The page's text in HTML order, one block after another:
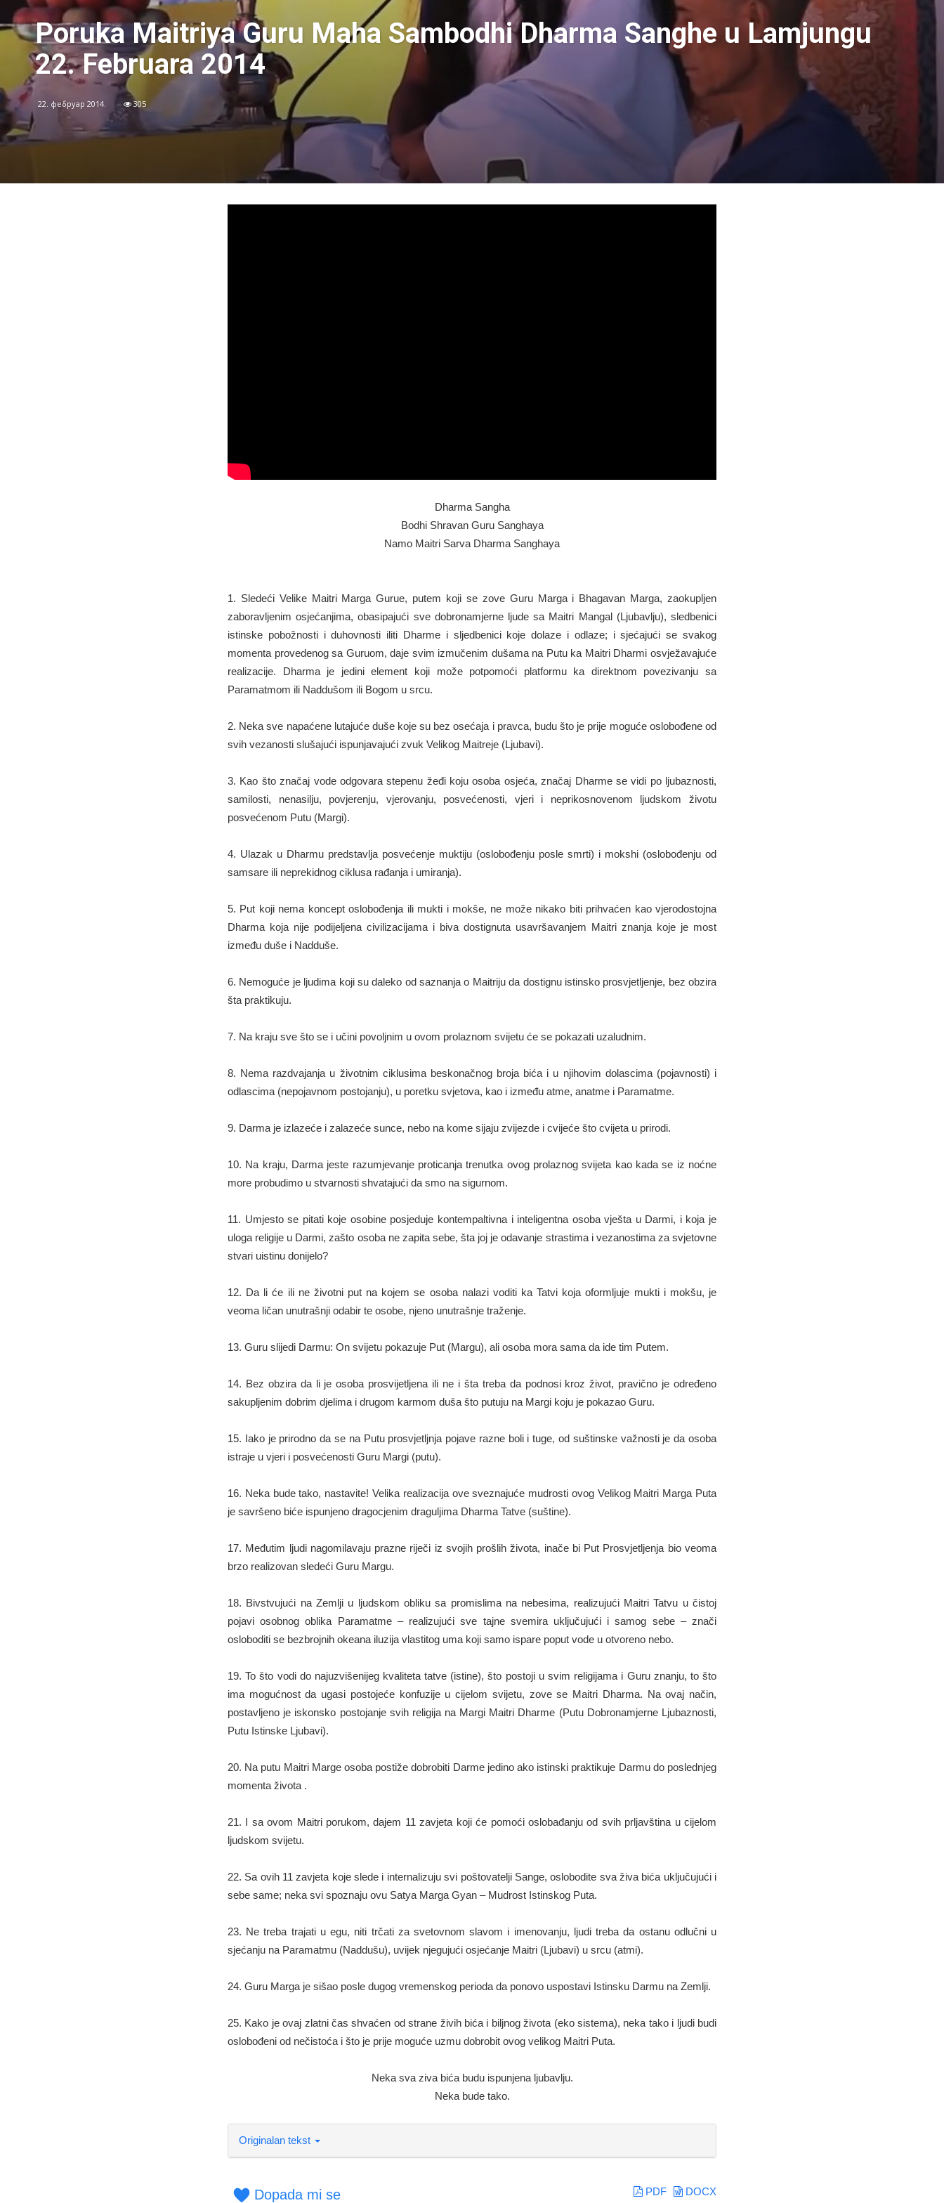
Poruka Maitriya Guru Maha Sambodhi Dharma Sanghe u Lamjungu
22. Februara 2014
22. фебруар 2014. 305
Dharma Sangha
Bodhi Shravan Guru Sanghaya
Namo Maitri Sarva Dharma Sanghaya
1. Sledeći Velike Maitri Marga Gurue, putem koji se zove Guru Marga i Bhagavan Marga, zaokupljen
zaboravljenim osjećanjima, obasipajući sve dobronamjerne ljude sa Maitri Mangal (Ljubavlju), sledbenici
istinske pobožnosti i duhovnosti iliti Dharme i sljedbenici koje dolaze i odlaze; i sjećajući se svakog
momenta provedenog sa Guruom, daje svim izmučenim dušama na Putu ka Maitri Dharmi osvježavajuće
realizacije. Dharma je jedini element koji može potpomoći platformu ka direktnom povezivanju sa
Paramatmom ili Naddušom ili Bogom u srcu.
2. Neka sve napaćene lutajuće duše koje su bez osećaja i pravca, budu što je prije moguće oslobođene od
svih vezanosti slušajući ispunjavajući zvuk Velikog Maitreje (Ljubavi).
3. Kao što značaj vode odgovara stepenu žeđi koju osoba osjeća, značaj Dharme se vidi po ljubaznosti,
samilosti, nenasilju, povjerenju, vjerovanju, posvećenosti, vjeri i neprikosnovenom ljudskom životu
posvećenom Putu (Margi).
4. Ulazak u Dharmu predstavlja posvećenje muktiju (oslobođenju posle smrti) i mokshi (oslobođenju od
samsare ili neprekidnog ciklusa rađanja i umiranja).
5. Put koji nema koncept oslobođenja ili mukti i mokše, ne može nikako biti prihvaćen kao vjerodostojna
Dharma koja nije podijeljena civilizacijama i biva dostignuta usavršavanjem Maitri znanja koje je most
između duše i Nadduše.
6. Nemoguće je ljudima koji su daleko od saznanja o Maitriju da dostignu istinsko prosvjetljenje, bez obzira
šta praktikuju.
7. Na kraju sve što se i učini povoljnim u ovom prolaznom svijetu će se pokazati uzaludnim.
8. Nema razdvajanja u životnim ciklusima beskonačnog broja bića i u njihovim dolascima (pojavnosti) i
odlascima (nepojavnom postojanju), u poretku svjetova, kao i između atme, anatme i Paramatme.
9. Darma je izlazeće i zalazeće sunce, nebo na kome sijaju zvijezde i cvijeće što cvijeta u prirodi.
10. Na kraju, Darma jeste razumjevanje proticanja trenutka ovog prolaznog svijeta kao kada se iz noćne
more probudimo u stvarnosti shvatajući da smo na sigurnom.
11. Umjesto se pitati koje osobine posjeduje kontempaltivna i inteligentna osoba vješta u Darmi, i koja je
uloga religije u Darmi, zašto osoba ne zapita sebe, šta joj je odavanje strastima i vezanostima za svjetovne
stvari uistinu donijelo?
12. Da li će ili ne životni put na kojem se osoba nalazi voditi ka Tatvi koja oformljuje mukti i mokšu, je
veoma ličan unutrašnji odabir te osobe, njeno unutrašnje traženje.
13. Guru slijedi Darmu: On svijetu pokazuje Put (Margu), ali osoba mora sama da ide tim Putem.
14. Bez obzira da li je osoba prosvijetljena ili ne i šta treba da podnosi kroz život, pravično je određeno
sakupljenim dobrim djelima i drugom karmom duša što putuju na Margi koju je pokazao Guru.
15. Iako je prirodno da se na Putu prosvjetljnja pojave razne boli i tuge, od suštinske važnosti je da osoba
istraje u vjeri i posvećenosti Guru Margi (putu).
16. Neka bude tako, nastavite! Velika realizacija ove sveznajuće mudrosti ovog Velikog Maitri Marga Puta
je savršeno biće ispunjeno dragocjenim draguljima Dharma Tatve (suštine).
17. Međutim ljudi nagomilavaju prazne riječi iz svojih prošlih života, inače bi Put Prosvjetljenja bio veoma
brzo realizovan sledeći Guru Margu.
18. Bivstvujući na Zemlji u ljudskom obliku sa promislima na nebesima, realizujući Maitri Tatvu u čistoj
pojavi osobnog oblika Paramatme – realizujući sve tajne svemira uključujući i samog sebe – znači
osloboditi se bezbrojnih okeana iluzija vlastitog uma koji samo ispare poput vode u otvoreno nebo.
19. To što vodi do najuzvišenijeg kvaliteta tatve (istine), što postoji u svim religijama i Guru znanju, to što
ima mogućnost da ugasi postojeće konfuzije u cijelom svijetu, zove se Maitri Dharma. Na ovaj način,
postavljeno je iskonsko postojanje svih religija na Margi Maitri Dharme (Putu Dobronamjerne Ljubaznosti,
Putu Istinske Ljubavi).
20. Na putu Maitri Marge osoba postiže dobrobiti Darme jedino ako istinski praktikuje Darmu do poslednjeg
momenta života .
21. I sa ovom Maitri porukom, dajem 11 zavjeta koji će pomoći oslobađanju od svih prljavština u cijelom
ljudskom svijetu.
22. Sa ovih 11 zavjeta koje slede i internalizuju svi poštovatelji Sange, oslobodite sva živa bića uključujući i
sebe same; neka svi spoznaju ovu Satya Marga Gyan – Mudrost Istinskog Puta.
23. Ne treba trajati u egu, niti trčati za svetovnom slavom i imenovanju, ljudi treba da ostanu odlučni u
sjećanju na Paramatmu (Naddušu), uvijek njegujući osjećanje Maitri (Ljubavi) u srcu (atmi).
24. Guru Marga je sišao posle dugog vremenskog perioda da ponovo uspostavi Istinsku Darmu na Zemlji.
25. Kako je ovaj zlatni čas shvaćen od strane živih bića i biljnog života (eko sistema), neka tako i ljudi budi
oslobođeni od nečistoća i što je prije moguće uzmu dobrobit ovog velikog Maitri Puta.
Neka sva ziva bića budu ispunjena ljubavlju.
Neka bude tako.
Originalan tekst
DOCX
PDF
Dopada mi se